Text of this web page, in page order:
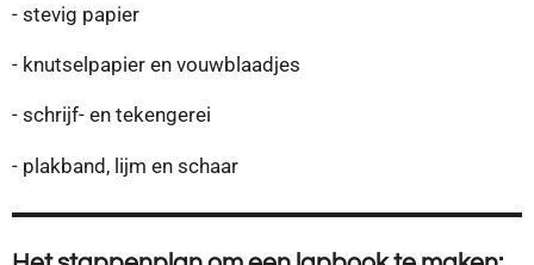
- stevig papier
- knutselpapier en vouwblaadjes
- schrijf- en tekengerei
- plakband, lijm en schaar